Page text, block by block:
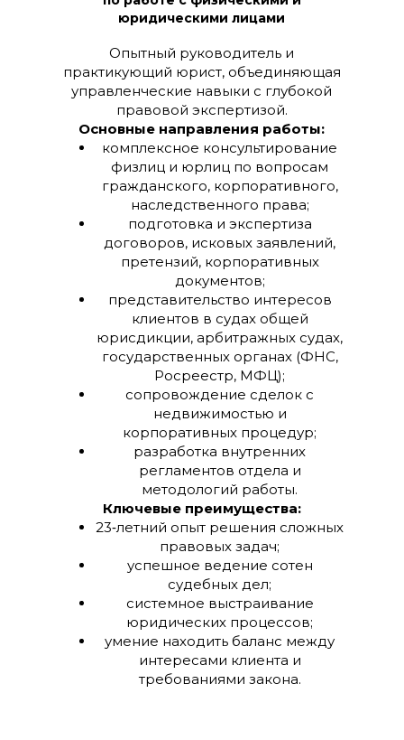
юридическими лицами
Опытный руководитель и
практикующий юрист, объединяющая
управленческие навыки с глубокой
правовой экспертизой.
Основные направления работы:
комплексное консультирование
физлиц и юрлиц по вопросам
гражданского, корпоративного,
наследственного права;
подготовка и экспертиза
договоров, исковых заявлений,
претензий, корпоративных
документов;
представительство интересов
клиентов в судах общей
юрисдикции, арбитражных судах,
государственных органах (ФНС,
Росреестр, МФЦ);
сопровождение сделок с
недвижимостью и
корпоративных процедур;
разработка внутренних
регламентов отдела и
методологий работы.
Ключевые преимущества:
23‑летний опыт решения сложных
правовых задач;
успешное ведение сотен
судебных дел;
системное выстраивание
юридических процессов;
умение находить баланс между
интересами клиента и
требованиями закона.